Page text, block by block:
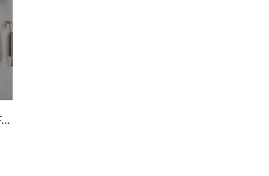
SILENCIEUX RACING 125 CC POUR MASAI FURIOUS NEUF